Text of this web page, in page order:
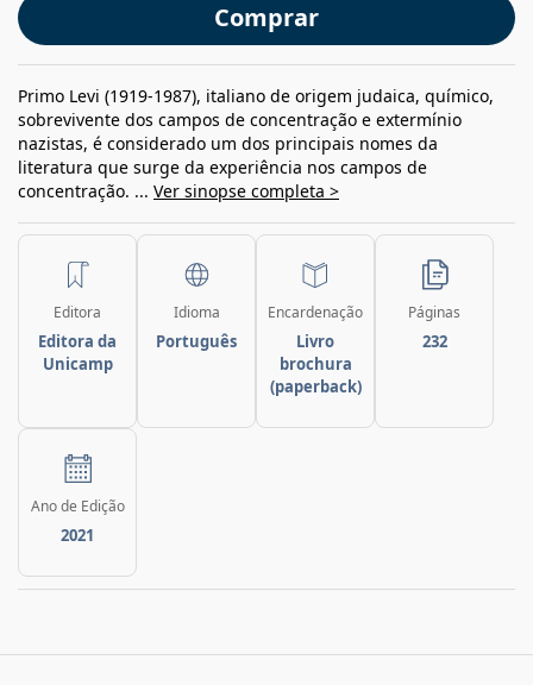
Comprar
Primo Levi (1919-1987), italiano de origem judaica, químico,
sobrevivente dos campos de concentração e extermínio
nazistas, é considerado um dos principais nomes da
literatura que surge da experiência nos campos de
concentração. ... Ver sinopse completa >
Editora
Editora da
Unicamp
Idioma
Português
Encardenação
Livro
brochura
(paperback)
Páginas
232
Ano de Edição
2021